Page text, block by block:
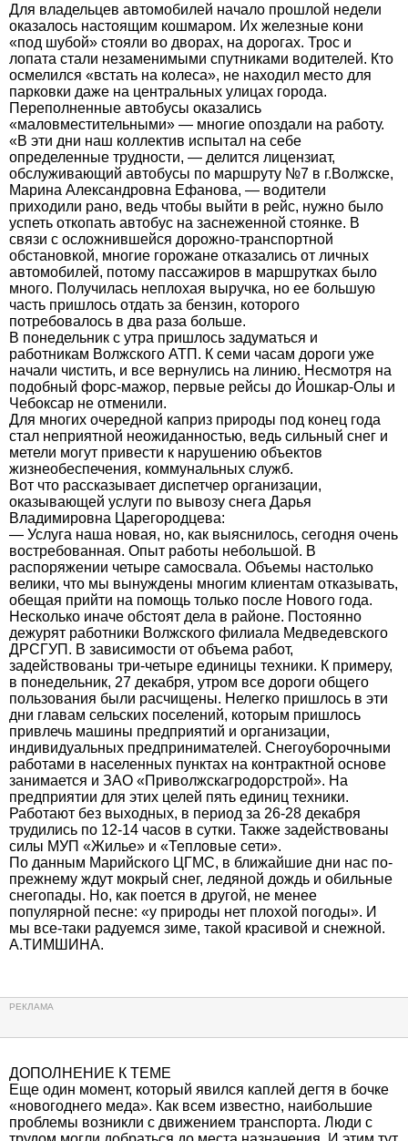
Для владельцев автомобилей начало прошлой недели
оказалось настоящим кошмаром. Их железные кони
«под шубой» стояли во дворах, на дорогах. Трос и
лопата стали незаменимыми спутниками водителей. Кто
осмелился «встать на колеса», не находил место для
парковки даже на центральных улицах города.
Переполненные автобусы оказались
«маловместительными» — многие опоздали на работу.
«В эти дни наш коллектив испытал на себе
определенные трудности, — делится лицензиат,
обслуживающий автобусы по маршруту №7 в г.Волжске,
Марина Александровна Ефанова, — водители
приходили рано, ведь чтобы выйти в рейс, нужно было
успеть откопать автобус на заснеженной стоянке. В
связи с осложнившейся дорожно-транспортной
обстановкой, многие горожане отказались от личных
автомобилей, потому пассажиров в маршрутках было
много. Получилась неплохая выручка, но ее большую
часть пришлось отдать за бензин, которого
потребовалось в два раза больше.
В понедельник с утра пришлось задуматься и
работникам Волжского АТП. К семи часам дороги уже
начали чистить, и все вернулись на линию. Несмотря на
подобный форс-мажор, первые рейсы до Йошкар-Олы и
Чебоксар не отменили.
Для многих очередной каприз природы под конец года
стал неприятной неожиданностью, ведь сильный снег и
метели могут привести к нарушению объектов
жизнеобеспечения, коммунальных служб.
Вот что рассказывает диспетчер организации,
оказывающей услуги по вывозу снега Дарья
Владимировна Царегородцева:
— Услуга наша новая, но, как выяснилось, сегодня очень
востребованная. Опыт работы небольшой. В
распоряжении четыре самосвала. Объемы настолько
велики, что мы вынуждены многим клиентам отказывать,
обещая прийти на помощь только после Нового года.
Несколько иначе обстоят дела в районе. Постоянно
дежурят работники Волжского филиала Медведевского
ДРСГУП. В зависимости от объема работ,
задействованы три-четыре единицы техники. К примеру,
в понедельник, 27 декабря, утром все дороги общего
пользования были расчищены. Нелегко пришлось в эти
дни главам сельских поселений, которым пришлось
привлечь машины предприятий и организации,
индивидуальных предпринимателей. Снегоуборочными
работами в населенных пунктах на контрактной основе
занимается и ЗАО «Приволжскагродорстрой». На
предприятии для этих целей пять единиц техники.
Работают без выходных, в период за 26-28 декабря
трудились по 12-14 часов в сутки. Также задействованы
силы МУП «Жилье» и «Тепловые сети».
По данным Марийского ЦГМС, в ближайшие дни нас по-
прежнему ждут мокрый снег, ледяной дождь и обильные
снегопады. Но, как поется в другой, не менее
популярной песне: «у природы нет плохой погоды». И
мы все-таки радуемся зиме, такой красивой и снежной.
А.ТИМШИНА.
ДОПОЛНЕНИЕ К ТЕМЕ
Еще один момент, который явился каплей дегтя в бочке
«новогоднего меда». Как всем известно, наибольшие
проблемы возникли с движением транспорта. Люди с